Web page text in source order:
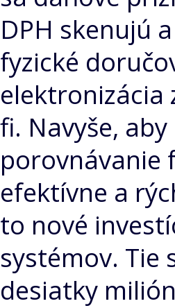
DPH skenujú
fyzické
elektronizácia
fi. Navyše, aby
porovnávanie
efektívne a
to nové
systémov. Tie
desiatky